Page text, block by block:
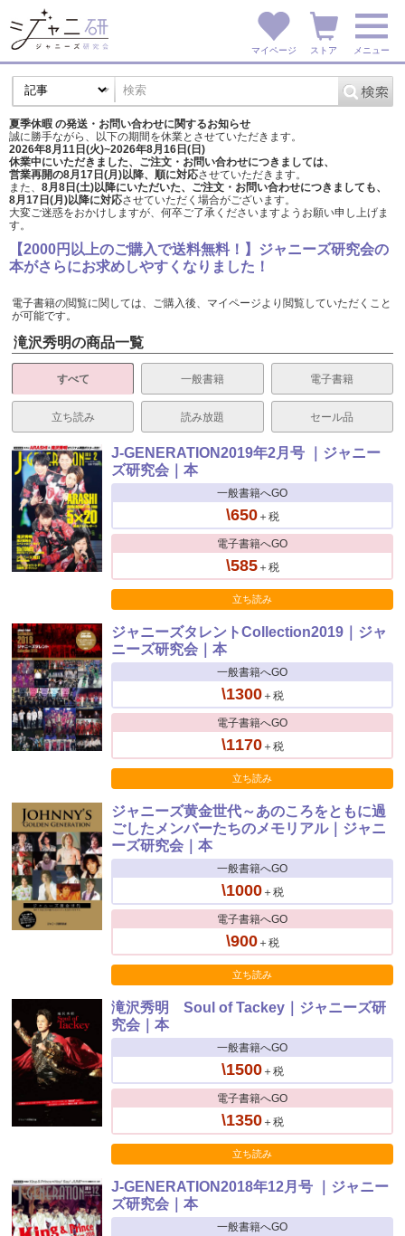
マイページ ストア メニュー
夏季休暇 の発送・お問い合わせに関するお知らせ
誠に勝手ながら、以下の期間を休業とさせていただきます。
2026年8月11日(火)~2026年8月16日(日)
休業中にいただきました、ご注文・お問い合わせにつきましては、
営業再開の8月17日(月)以降、順に対応させていただきます。
また、 8月8日(土)以降にいただいた、ご注文・ お問い合わせにつきましても、
8月17日(月)以降に対応させていただく場合がございます。
大変ご迷惑をおかけしますが、 何卒ご了承くださいますようお願い申し上げま
す。
【2000円以上のご購入で送料無料！】ジャニーズ研究会の
本がさらにお求めしやすくなりました！
電子書籍の閲覧に関しては、ご購入後、マイページより閲覧していただくこと
が可能です。
滝沢秀明の商品一覧
すべて 一般書籍 電子書籍
立ち読み 読み放題 セール品
J-GENERATION2019年2月号 ｜ジャニー
ズ研究会｜本
一般書籍へGO
\650＋税
電子書籍へGO
\585＋税
立ち読み
ジャニーズタレントCollection2019｜ジャ
ニーズ研究会｜本
一般書籍へGO
\1300＋税
電子書籍へGO
\1170＋税
立ち読み
ジャニーズ黄金世代～あのころをともに過
ごしたメンバーたちのメモリアル｜ジャニ
ーズ研究会｜本
一般書籍へGO
\1000＋税
電子書籍へGO
\900＋税
立ち読み
滝沢秀明 Soul of Tackey｜ジャニーズ研
究会｜本
一般書籍へGO
\1500＋税
電子書籍へGO
\1350＋税
立ち読み
J-GENERATION2018年12月号 ｜ジャニー
ズ研究会｜本
一般書籍へGO